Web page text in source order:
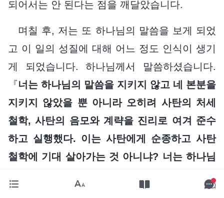
되어서는 안 된다는 점을 깨달았습니다.
며칠 후, 저는 또 하나님의 말씀을 보게 되었
고 이 일의 성질에 대해 어느 정도 인식이 생기
게 되었습니다. 하나님께서 말씀하셨습니다.
『너는 하나님의 말씀을 지키지 않고 네 본분을
지키지 않았을 뿐 아니라 오히려 사탄의 처세
철학, 사탄의 음모와 계략을 진리로 여겨 준수
하고 실행했다. 이는 사탄에게 순종하고 사탄
철학에 기대 살아가는 것 아니냐? 너는 하나님
준수하는 사람은 더더욱 아니다. 너는 완전히